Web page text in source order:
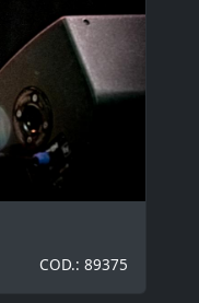
COD.: 89375